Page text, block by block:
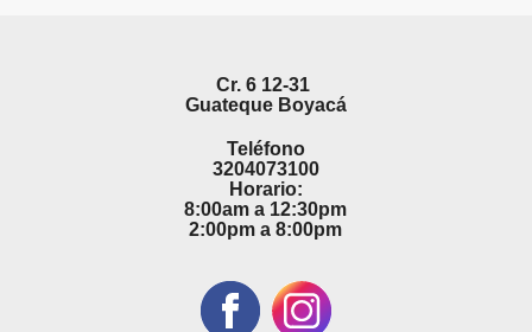
Cr. 6 12-31
Guateque Boyacá
Teléfono
3204073100
Horario:
8:00am a 12:30pm
2:00pm a 8:00pm